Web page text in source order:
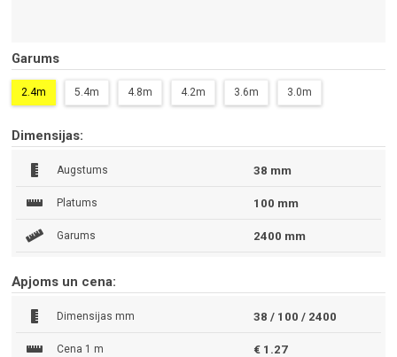
Garums
2.4m 5.4m 4.8m 4.2m 3.6m 3.0m
Dimensijas:
Augstums 38 mm
Platums 100 mm
Garums 2400 mm
Apjoms un cena:
Dimensijas mm 38 / 100 / 2400
Cena 1 m € 1.27